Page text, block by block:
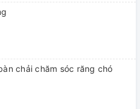
chải chăm sóc răng chó